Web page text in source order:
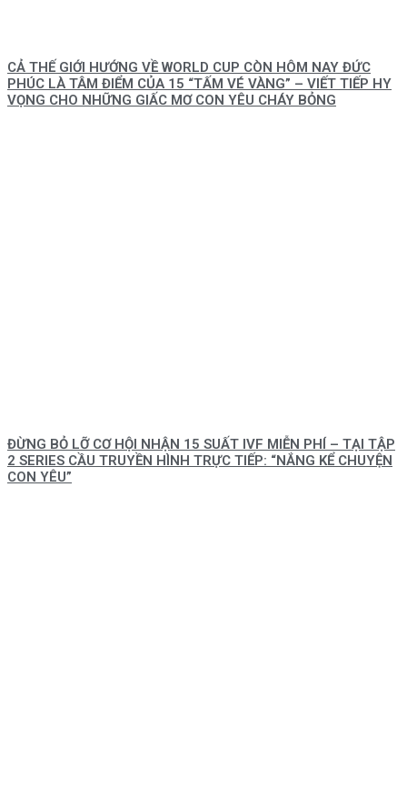
CẢ THẾ GIỚI HƯỚNG VỀ WORLD CUP CÒN HÔM NAY ĐỨC
PHÚC LÀ TÂM ĐIỂM CỦA 15 “TẤM VÉ VÀNG” – VIẾT TIẾP HY
VỌNG CHO NHỮNG GIẤC MƠ CON YÊU CHÁY BỎNG
ĐỪNG BỎ LỠ CƠ HỘI NHẬN 15 SUẤT IVF MIỄN PHÍ – TẠI TẬP
2 SERIES CẦU TRUYỀN HÌNH TRỰC TIẾP: “NẮNG KỂ CHUYỆN
CON YÊU”